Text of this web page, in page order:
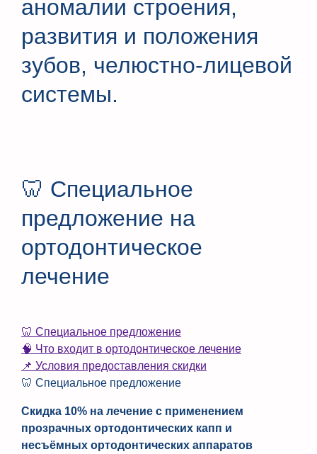
аномалии строения,
развития и положения
зубов, челюстно-лицевой
системы.
🦷 Специальное
предложение на
ортодонтическое
лечение
🦷 Специальное предложение
🧠 Что входит в ортодонтическое лечение
📌 Условия предоставления скидки
🦷 Специальное предложение
Скидка 10% на лечение с применением
прозрачных ортодонтических капп и
несъёмных ортодонтических аппаратов